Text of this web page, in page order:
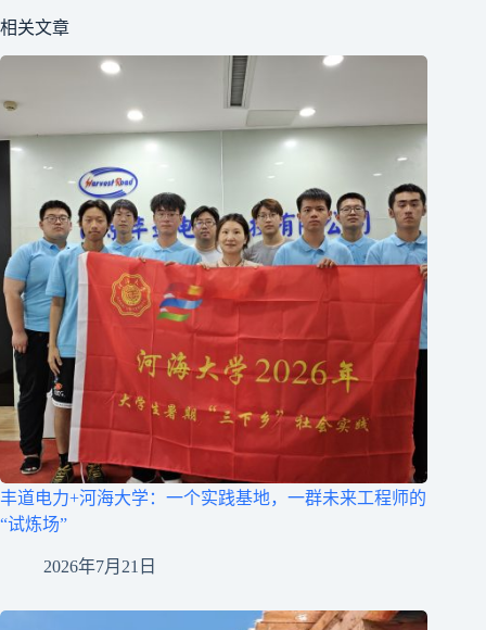
相关文章
丰道电力+河海大学：一个实践基地，一群未来工程师的
“试炼场”
2026年7月21日